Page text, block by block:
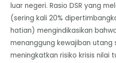
luar negeri. Rasio DSR yang
(sering kali 20%
hatian) mengindikasikan
menanggung kewajiban
meningkatkan risiko krisis nilai